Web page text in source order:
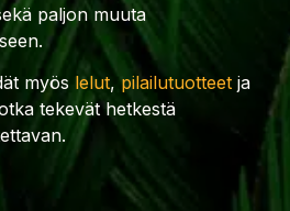
paljon muuta
myös lelut,pilailutuotteet ja
tekevät hetkestä